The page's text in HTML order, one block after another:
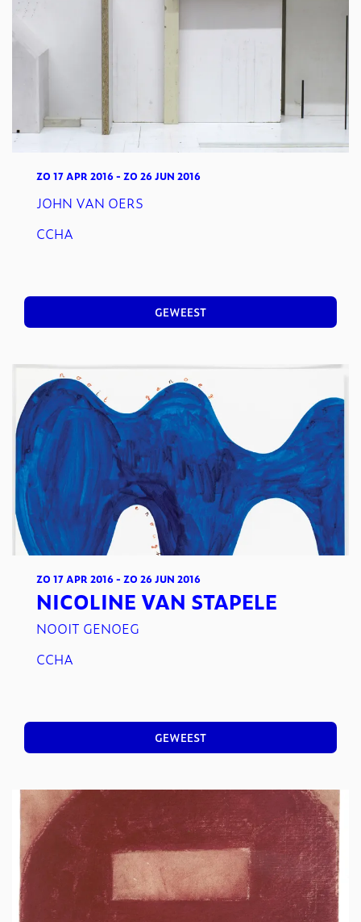
JOHN VAN OERS
ZO 17 APR 2016- ZO 26 JUN 2016
CCHA
GEWEEST
NICOLINE VAN STAPELE
NOOIT GENOEG
ZO 17 APR 2016- ZO 26 JUN 2016
CCHA
GEWEEST